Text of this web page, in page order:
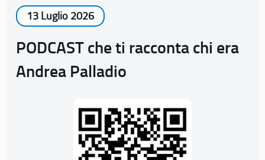
13 Luglio 2026
PODCAST che ti racconta chi era
Andrea Palladio